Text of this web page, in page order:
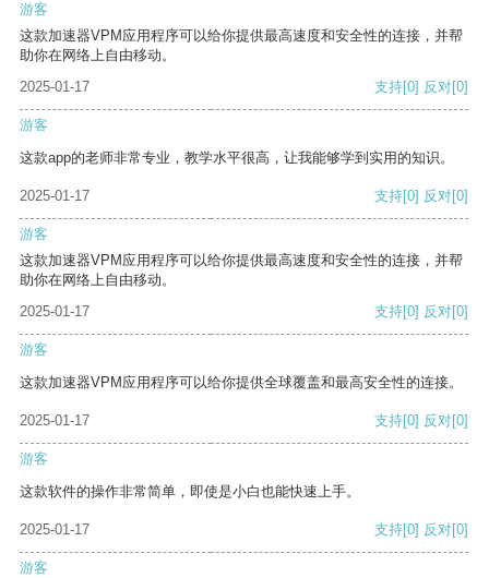
游客
这款加速器VPM应用程序可以给你提供最高速度和安全性的连接，并帮
助你在网络上自由移动。
2025-01-17
支持[0] 反对[0]
游客
这款app的老师非常专业，教学水平很高，让我能够学到实用的知识。
2025-01-17 支持[0] 反对[0]
游客
这款加速器VPM应用程序可以给你提供最高速度和安全性的连接，并帮
助你在网络上自由移动。
2025-01-17
支持[0] 反对[0]
游客
这款加速器VPM应用程序可以给你提供全球覆盖和最高安全性的连接。
2025-01-17 支持[0] 反对[0]
游客
这款软件的操作非常简单，即使是小白也能快速上手。
2025-01-17 支持[0] 反对[0]
游客